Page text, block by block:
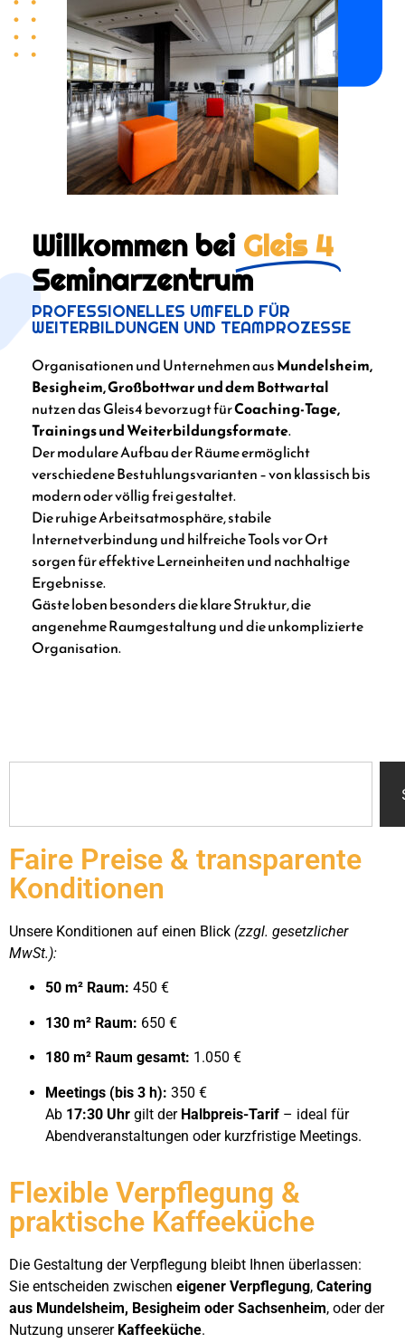
Willkommen bei Gleis 4
Seminarzentrum
PROFESSIONELLES UMFELD FÜR
WEITERBILDUNGEN UND TEAMPROZESSE
Organisationen und Unternehmen ausMundelsheim,
Besigheim, Großbottwar und dem Bottwartal
nutzen das Gleis4 bevorzugt fürCoaching-Tage,
Trainings und Weiterbildungsformate.
Der modulare Aufbau der Räume ermöglicht
verschiedene Bestuhlungsvarianten – von klassisch bis
modern oder völlig frei gestaltet.
Die ruhige Arbeitsatmosphäre, stabile
Internetverbindung und hilfreiche Tools vor Ort
sorgen für effektive Lerneinheiten und nachhaltige
Ergebnisse.
Gäste loben besonders die klare Struktur, die
angenehme Raumgestaltung und die unkomplizierte
Organisation.
Faire Preise & transparente
Konditionen
Unsere Konditionen auf einen Blick (zzgl. gesetzlicher
MwSt.):
50 m² Raum: 450 €
130 m² Raum: 650 €
180 m² Raum gesamt: 1.050 €
Meetings (bis 3 h): 350 €
Ab 17:30 Uhr gilt der Halbpreis-Tarif – ideal für
Abendveranstaltungen oder kurzfristige Meetings.
Flexible Verpflegung &
praktische Kaffeeküche
Die Gestaltung der Verpflegung bleibt Ihnen überlassen:
Sie entscheiden zwischen eigener Verpflegung, Catering
aus Mundelsheim, Besigheim oder Sachsenheim, oder der
Nutzung unserer Kaffeeküche.